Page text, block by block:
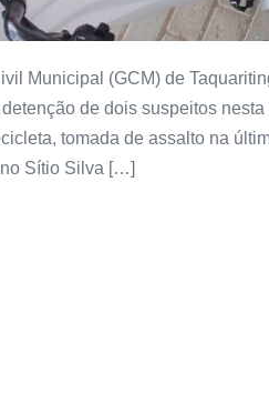
Municipal (GCM) de
de dois suspeitos
tomada de assalto na
Sítio Silva […]